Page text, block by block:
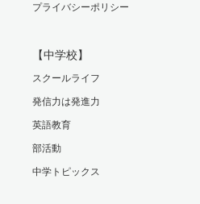
プライバシーポリシー
【中学校】
スクールライフ
発信力は発進力
英語教育
部活動
中学トピックス